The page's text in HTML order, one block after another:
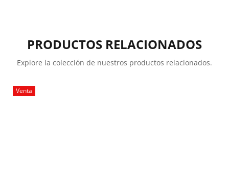
PRODUCTOS RELACIONADOS
Explore la colección de nuestros productos relacionados.
Venta